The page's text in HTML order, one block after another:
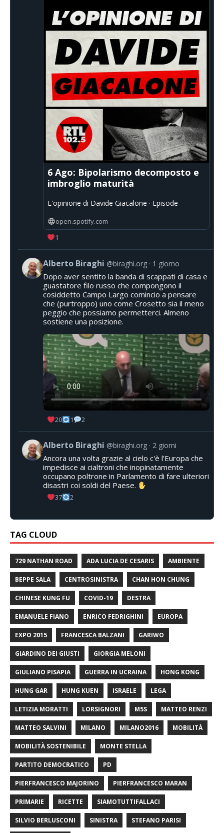
6 Ago: Bipolarismo decomposto e
imbroglio maturità
L'opinione di Davide Giacalone · Episode
open.spotify.com
1
Alberto Biraghi @biraghi.org 1 giorno
Dopo aver sentito la banda di scappati di casa e
guastatore filo russo che compongono il
cosiddetto Campo Largo comincio a pensare
che (purtroppo) uno come Crosetto sia il meno
peggio che possiamo permetterci. Almeno
sostiene una posizione.
20 1 2
Alberto Biraghi @biraghi.org 2 giorni
Ancora una volta grazie al cielo c'è l'Europa che
impedisce ai cialtroni che inopinatamente
occupano poltrone in Parlamento di fare ulteriori
disastri coi soldi del Paese.
37 2
TAG CLOUD
729 NATHAN ROAD ADA LUCIA DE CESARIS AMBIENTE
BEPPE SALA CENTROSINISTRA CHAN HON CHUNG
CHINESE KUNG FU COVID-19 DESTRA
EMANUELE FIANO ENRICO FEDRIGHINI EUROPA
EXPO 2015 FRANCESCA BALZANI GARIWO
GIARDINO DEI GIUSTI GIORGIA MELONI
GIULIANO PISAPIA GUERRA IN UCRAINA HONG KONG
HUNG GAR HUNG KUEN ISRAELE LEGA
LETIZIA MORATTI LORSIGNORI M5S MATTEO RENZI
MATTEO SALVINI MILANO MILANO2016 MOBILITÀ
MOBILITÀ SOSTENIBILE MONTE STELLA
PARTITO DEMOCRATICO PD
PIERFRANCESCO MAJORINO PIERFRANCESCO MARAN
PRIMARIE RICETTE SIAMOTUTTIFALLACI
SILVIO BERLUSCONI SINISTRA STEFANO PARISI